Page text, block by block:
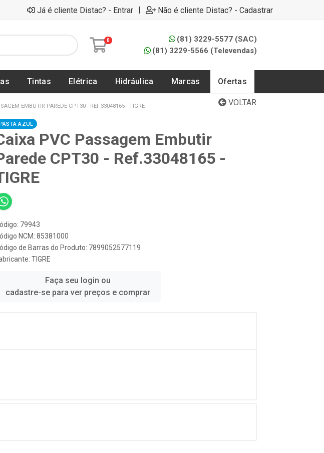
Já é cliente Distac? - Entrar | Não é cliente Distac? - Cadastrar
0
(81) 3229-5577 (SAC)
(81) 3229-5566 (Televendas)
Tintas Elétrica Hidráulica Marcas Ofertas
VOLTAR
EMBUTIR PAREDE CPT30 - REF.33048165 - TIGRE
AZUL
PVC Passagem Embutir
CPT30 - Ref.33048165 -
79943
NCM: 85381000
de Barras do Produto: 7899052577119
TIGRE
Faça seu login ou
cadastre-se para ver preços e comprar